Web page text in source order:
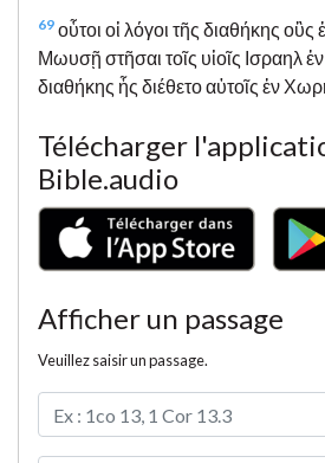
69 οὗτοι οἱ λόγοι τῆς διαθήκης οὓς
Μωυσῇ στῆσαι τοῖς υἱοῖς Ισραηλ
διαθήκης ἧς διέθετο αὐτοῖς ἐν
Télécharger
Bible.audio
Afficher un passage
Veuillez saisir un passage.